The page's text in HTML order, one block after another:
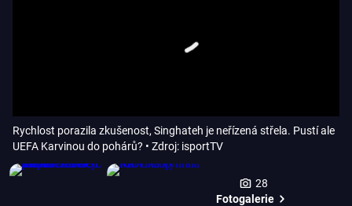
Rychlost porazila zkušenost, Singhateh je neřízená střela. Pustí ale
UEFA Karvinou do pohárů? • Zdroj: isportTV
28
Fotogalerie